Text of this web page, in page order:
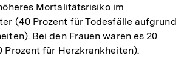
Mortalitätsrisiko im
(40 Prozent für Todesfälle aufgrund
Bei den Frauen waren es 20
Prozent für Herzkrankheiten).